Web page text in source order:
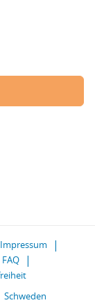
Impressum
FAQ
Schweden